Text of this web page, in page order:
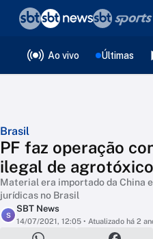
Ao vivo Últimas
Brasil
PF faz operação
ilegal de
Material era importado da China
jurídicas no Brasil
S
SBT News
14/07/2021, 12:05 • Atualizado há 2
❮voltar
Editorias